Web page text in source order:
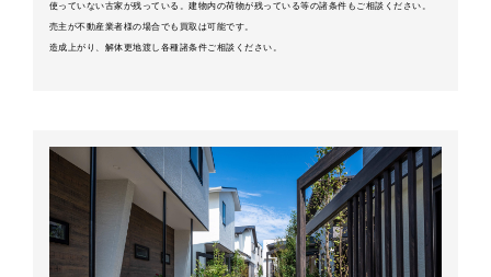
使っていない古家が残っている。建物内の荷物が残っている等の諸条件もご相談ください。
売主が不動産業者様の場合でも買取は可能です。
造成上がり、解体更地渡し各種諸条件ご相談ください。